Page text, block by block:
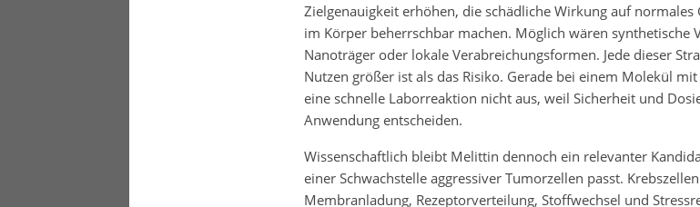
Zielgenauigkeit erhöhen, die schädliche Wirkung auf
im Körper beherrschbar machen. Möglich wären synthetische
Nanoträger oder lokale Verabreichungsformen. Jede dieser
Nutzen größer ist als das Risiko. Gerade bei einem Molekül
eine schnelle Laborreaktion nicht aus, weil Sicherheit und
Anwendung entscheiden.
Wissenschaftlich bleibt Melittin dennoch ein relevanter
einer Schwachstelle aggressiver Tumorzellen passt.
Membranladung, Rezeptorverteilung, Stoffwechsel und